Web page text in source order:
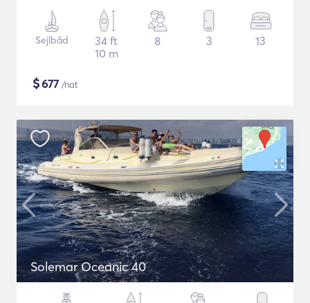
Sejlbåd
34 ft
10 m
8 3 13
$677 /nat
Solemar Oceanic 40